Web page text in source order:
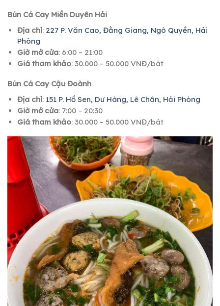
Bún Cá Cay Miền Duyên Hải
Địa chỉ: 227 P. Văn Cao, Đằng Giang, Ngô Quyền, Hải
Phòng
Giờ mở cửa: 6:00 – 21:00
Giá tham khảo: 30.000 – 50.000 VNĐ/bát
Bún Cá Cay Cậu Đoành
Địa chỉ: 151 P. Hồ Sen, Dư Hàng, Lê Chân, Hải Phòng
Giờ mở cửa: 7:00 – 20:30
Giá tham khảo: 30.000 – 50.000 VNĐ/bát